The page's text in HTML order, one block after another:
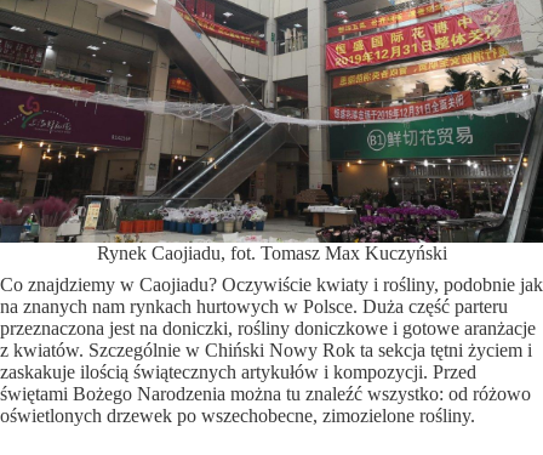
Rynek Caojiadu, fot. Tomasz Max Kuczyński
Co znajdziemy w Caojiadu? Oczywiście kwiaty i rośliny, podobnie jak
na znanych nam rynkach hurtowych w Polsce. Duża część parteru
przeznaczona jest na doniczki, rośliny doniczkowe i gotowe aranżacje
z kwiatów. Szczególnie w Chiński Nowy Rok ta sekcja tętni życiem i
zaskakuje ilością świątecznych artykułów i kompozycji. Przed
świętami Bożego Narodzenia można tu znaleźć wszystko: od różowo
oświetlonych drzewek po wszechobecne, zimozielone rośliny.